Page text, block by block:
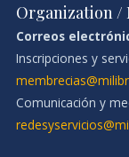
Organization /
Correos
Inscripciones y
Comunicación y